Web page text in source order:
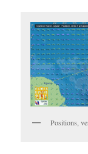
Positions,